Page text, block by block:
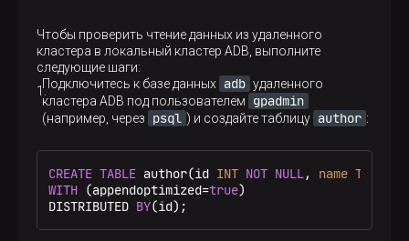
Чтобы проверить чтение данных из удаленного
кластера в локальный кластер ADB, выполните
следующие шаги:
Подключитесь к базе данных
adb удаленного
кластера ADB под пользователем
gpadmin
(например, через psql ) и создайте таблицу author :
CREATE TABLE author(id INT NOT NULL, name TEXT
WITH (appendoptimized=true)
DISTRIBUTED BY(id);